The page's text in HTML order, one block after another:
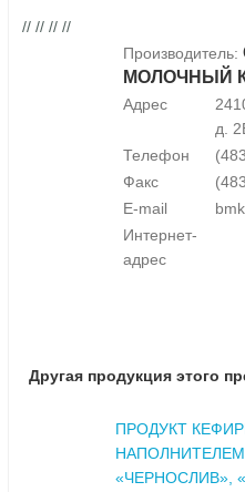
// // // //
Производитель:
МОЛОЧНЫЙ
Адрес
д.
Телефон
Факс
E-mail
Интернет-
адрес
Другая продукция этого
ПРОДУКТ
«ЧЕРНОСЛИВ»,